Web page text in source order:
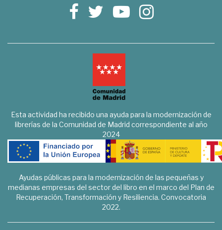
Esta actividad ha recibido una ayuda para la modernización de
librerías de la Comunidad de Madrid correspondiente al año
2024
Ayudas públicas para la modernización de las pequeñas y
medianas empresas del sector del libro en el marco del Plan de
Recuperación, Transformación y Resiliencia. Convocatoria
2022.